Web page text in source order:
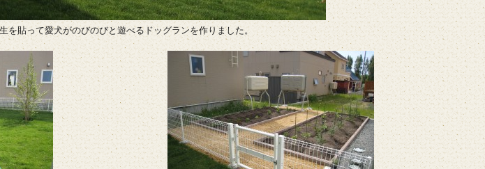
貼って愛犬がのびのびと遊べるドッグランを作りました。